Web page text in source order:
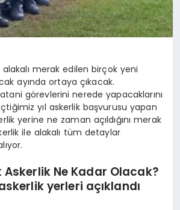
alakalı merak edilen birçok yeni
ayında ortaya çıkacak.
görevlerini nerede yapacaklarını
yıl askerlik başvurusu yapan
yerine ne zaman açıldığını merak
ile alakalı tüm detaylar
Askerlik Ne Kadar Olacak?
yerleri açıklandı